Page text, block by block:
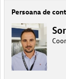
Persoana de